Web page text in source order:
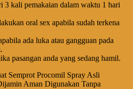
3 kali pemakaian dalam waktu 1 hari
oral sex apabila sudah terkena
ada luka atau gangguan pada
pasangan anda yang sedang hamil.
Semprot Procomil Spray Asli
Aman Digunakan Tanpa